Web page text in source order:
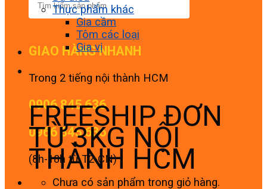
GIAO HÀNG NHANH
Trong 2 tiếng nội thành HCM
0906 845 636
0966 845 636
(8h-18h từ T2-CN)
Chưa có sản phẩm trong giỏ hàng.
Thực phẩm khác
Gia cầm
Tôm các loại
Gia vị
FREESHIP ĐƠN
TỪ 3KG NỘI
THÀNH HCM